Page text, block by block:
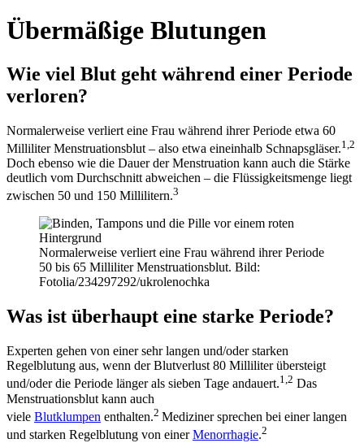
Übermäßige Blutungen
Wie viel Blut geht während einer Periode
verloren?
Normalerweise verliert eine Frau während ihrer Periode etwa 60
Milliliter Menstruationsblut – also etwa eineinhalb Schnapsgläser.1,2
Doch ebenso wie die Dauer der Menstruation kann auch die Stärke
deutlich vom Durchschnitt abweichen – die Flüssigkeitsmenge liegt
zwischen 50 und 150 Millilitern.3
Normalerweise verliert eine Frau während ihrer Periode
50 bis 65 Milliliter Menstruationsblut. Bild:
Fotolia/234297292/ukrolenochka
Was ist überhaupt eine starke Periode?
Experten gehen von einer sehr langen und/oder starken
Regelblutung aus, wenn der Blutverlust 80 Milliliter übersteigt
und/oder die Periode länger als sieben Tage andauert.1,2 Das
Menstruationsblut kann auch
viele Blutklumpen enthalten.2 Mediziner sprechen bei einer langen
und starken Regelblutung von einerMenorrhagie.2